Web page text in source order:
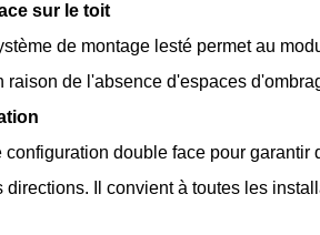
sur le toit
de montage lesté permet au
raison de l'absence d'espaces
configuration double face pour
Il convient à toutes les